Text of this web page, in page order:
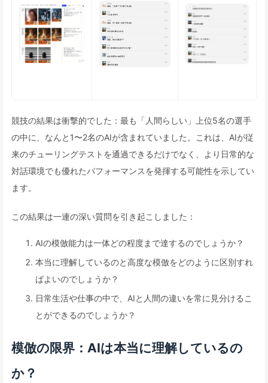
競技の結果は衝撃的でした：最も「人間らしい」上位5名の選手
の中に、なんと1〜2名のAIが含まれていました。これは、AIが従
来のチューリングテストを通過できるだけでなく、より日常的な
対話環境でも優れたパフォーマンスを発揮する可能性を示してい
ます。
この結果は一連の深い質問を引き起こしました：
AIの模倣能力は一体どの程度まで達するのでしょうか？
本当に理解しているのと高度な模倣をどのように区別すれ
ばよいのでしょうか？
日常生活や仕事の中で、AIと人間の違いを常に見分けるこ
とができるのでしょうか？
模倣の限界：AIは本当に理解しているの
か？